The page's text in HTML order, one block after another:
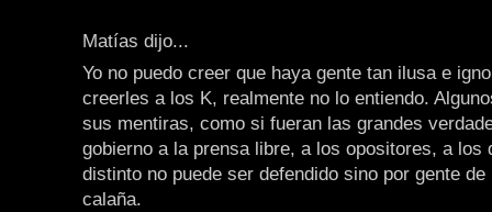
Matías dijo...
Yo no puedo creer que haya gente tan ilusa e
creerles a los K, realmente no lo entiendo.
sus mentiras, como si fueran las grandes
gobierno a la prensa libre, a los opositores, a los
distinto no puede ser defendido sino por gente
calaña.